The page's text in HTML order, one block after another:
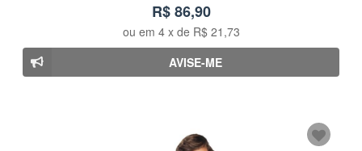
R$ 86,90
ou em 4x de R$ 21,73
AVISE-ME